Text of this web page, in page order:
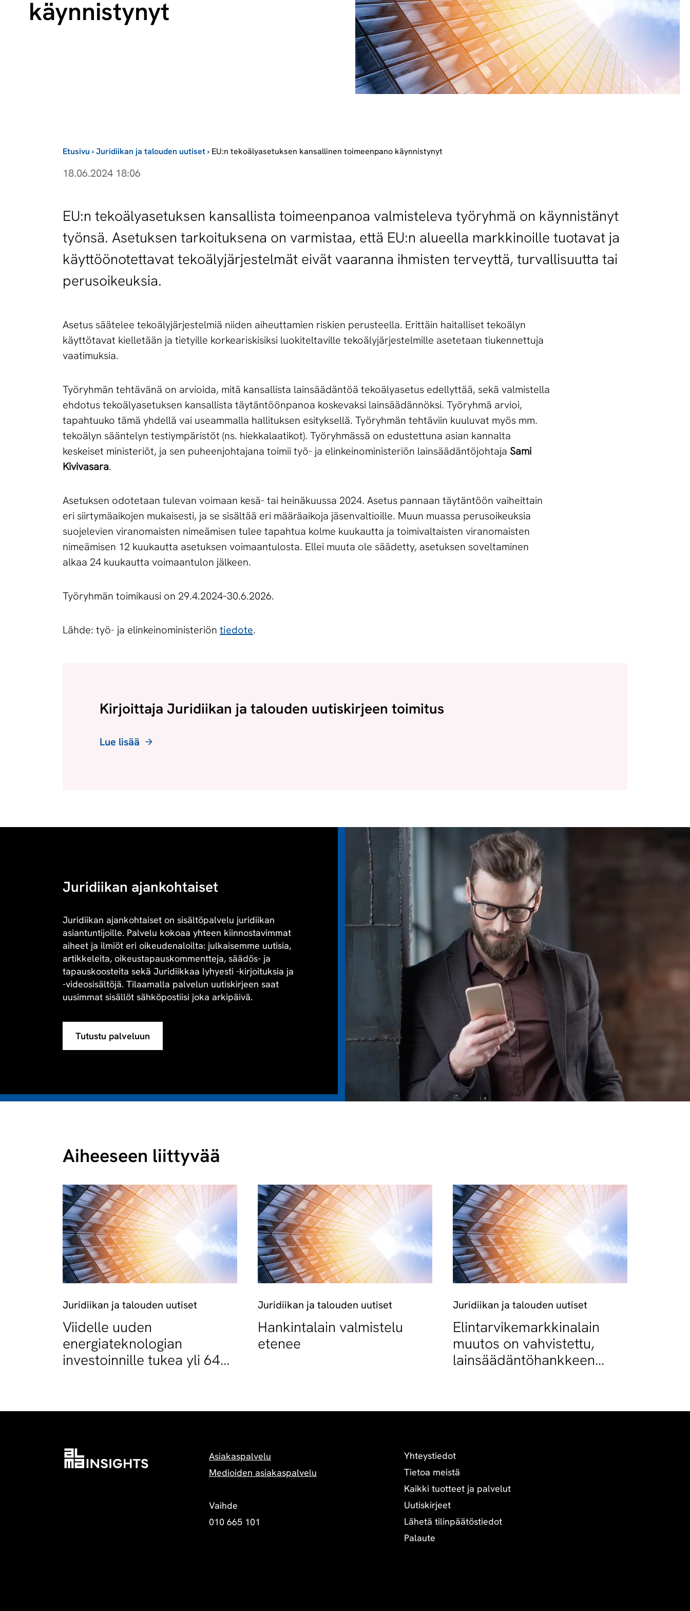
käynnistynyt
Etusivu ›Juridiikan ja talouden uutiset› EU:n tekoälyasetuksen kansallinen toimeenpano käynnistynyt
18.06.2024 18:06
EU:n tekoälyasetuksen kansallista toimeenpanoa valmisteleva työryhmä on käynnistänyt
työnsä. Asetuksen tarkoituksena on varmistaa, että EU:n alueella markkinoille tuotavat ja
käyttöönotettavat tekoälyjärjestelmät eivät vaaranna ihmisten terveyttä, turvallisuutta tai
perusoikeuksia.
Asetus säätelee tekoälyjärjestelmiä niiden aiheuttamien riskien perusteella. Erittäin haitalliset tekoälyn
käyttötavat kielletään ja tietyille korkeariskisiksi luokiteltaville tekoälyjärjestelmille asetetaan tiukennettuja
vaatimuksia.
Työryhmän tehtävänä on arvioida, mitä kansallista lainsäädäntöä tekoälyasetus edellyttää, sekä valmistella
ehdotus tekoälyasetuksen kansallista täytäntöönpanoa koskevaksi lainsäädännöksi. Työryhmä arvioi,
tapahtuuko tämä yhdellä vai useammalla hallituksen esityksellä. Työryhmän tehtäviin kuuluvat myös mm.
tekoälyn sääntelyn testiympäristöt (ns. hiekkalaatikot). Työryhmässä on edustettuna asian kannalta
keskeiset ministeriöt, ja sen puheenjohtajana toimii työ- ja elinkeinoministeriön lainsäädäntöjohtaja Sami
Kivivasara.
Asetuksen odotetaan tulevan voimaan kesä- tai heinäkuussa 2024. Asetus pannaan täytäntöön vaiheittain
eri siirtymäaikojen mukaisesti, ja se sisältää eri määräaikoja jäsenvaltioille. Muun muassa perusoikeuksia
suojelevien viranomaisten nimeämisen tulee tapahtua kolme kuukautta ja toimivaltaisten viranomaisten
nimeämisen 12 kuukautta asetuksen voimaantulosta. Ellei muuta ole säädetty, asetuksen soveltaminen
alkaa 24 kuukautta voimaantulon jälkeen.
Työryhmän toimikausi on 29.4.2024–30.6.2026.
Lähde: työ- ja elinkeinoministeriön tiedote.
Kirjoittaja Juridiikan ja talouden uutiskirjeen toimitus
Lue lisää
Juridiikan ajankohtaiset
Juridiikan ajankohtaiset on sisältöpalvelu juridiikan
asiantuntijoille. Palvelu kokoaa yhteen kiinnostavimmat
aiheet ja ilmiöt eri oikeudenaloilta: julkaisemme uutisia,
artikkeleita, oikeustapauskommentteja, säädös- ja
tapauskoosteita sekä Juridiikkaa lyhyesti -kirjoituksia ja
-videosisältöjä. Tilaamalla palvelun uutiskirjeen saat
uusimmat sisällöt sähköpostiisi joka arkipäivä.
Tutustu palveluun
Aiheeseen liittyvää
Juridiikan ja talouden uutiset
Viidelle uuden
energiateknologian
investoinnille tukea yli 64
Juridiikan ja talouden uutiset
Hankintalain valmistelu
etenee
Juridiikan ja talouden uutiset
Elintarvikemarkkinalain
muutos on vahvistettu,
lainsäädäntöhankkeen
Asiakaspalvelu
Medioiden asiakaspalvelu
Vaihde
010 665 101
Yhteystiedot
Tietoa meistä
Kaikki tuotteet ja palvelut
Uutiskirjeet
Lähetä tilinpäätöstiedot
Palaute